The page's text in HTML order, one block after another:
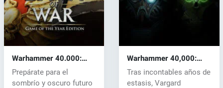
Warhammer 40.000:
Dawn of War (PC) CD
key
Prepárate para el
sombrío y oscuro futuro
Warhammer 40,000:
Mechanicus II (PC) key
Tras incontables años de
estasis, Vargard